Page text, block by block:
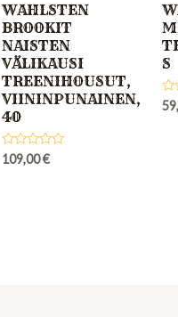
WAHLSTEN
BROOKIT
NAISTEN
VÄLIKAUSI
TREENIHOUSUT,
VIININPUNAINEN,
40
Rated
0
109,00€
S
0